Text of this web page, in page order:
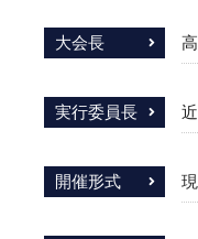
大会長
実行委員長
開催形式